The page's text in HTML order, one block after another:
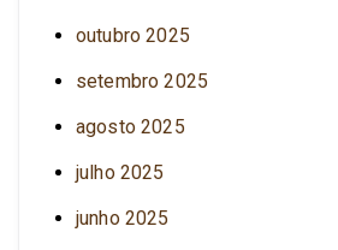
outubro 2025
setembro 2025
agosto 2025
julho 2025
junho 2025